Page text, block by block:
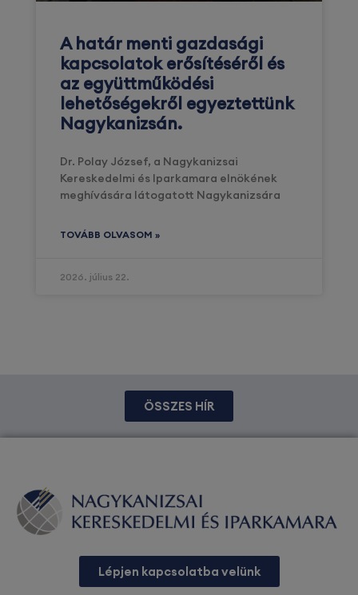
A határ menti gazdasági
kapcsolatok erősítéséről és
az együttműködési
lehetőségekről egyeztettünk
Nagykanizsán.
Dr. Polay József, a Nagykanizsai
Kereskedelmi és Iparkamara elnökének
meghívására látogatott Nagykanizsára
TOVÁBB OLVASOM »
2026. július 22.
ÖSSZES HÍR
Lépjen kapcsolatba velünk